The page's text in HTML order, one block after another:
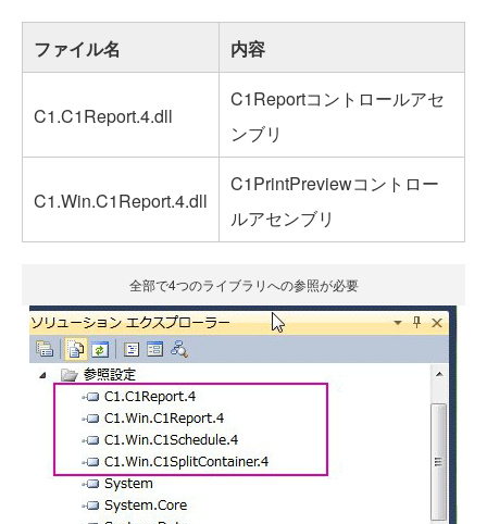
ファイル名 内容
C1.C1Report.4.dll
C1Reportコントロールアセ
ンブリ
C1.Win.C1Report.4.dll
C1PrintPreviewコントロー
ルアセンブリ
全部で4つのライブラリへの参照が必要